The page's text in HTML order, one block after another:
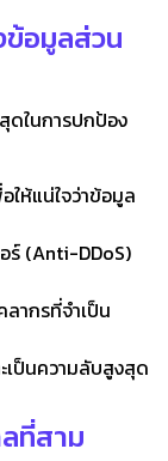
อมูลส่วน
ดในการปกป้อง
ให้แน่ใจว่าข้อมูล
ร์ (Anti-DDoS)
ากรที่จำเป็น
ป็นความลับสูงสุด
ที่สาม